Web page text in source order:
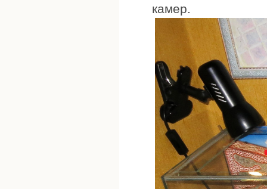
камер.